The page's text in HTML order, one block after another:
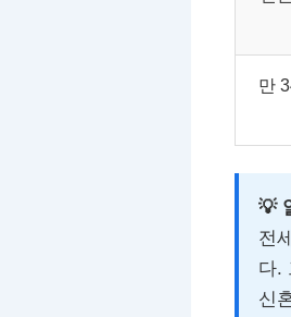
만
💡
전
다.
신